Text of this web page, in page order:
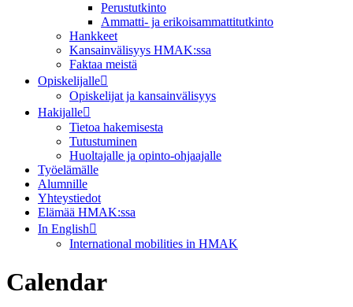
Perustutkinto
Ammatti- ja erikoisammattitutkinto
Hankkeet
Kansainvälisyys HMAK:ssa
Faktaa meistä
Opiskelijalle
Opiskelijat ja kansainvälisyys
Hakijalle
Tietoa hakemisesta
Tutustuminen
Huoltajalle ja opinto-ohjaajalle
Työelämälle
Alumnille
Yhteystiedot
Elämää HMAK:ssa
In English
International mobilities in HMAK
Calendar